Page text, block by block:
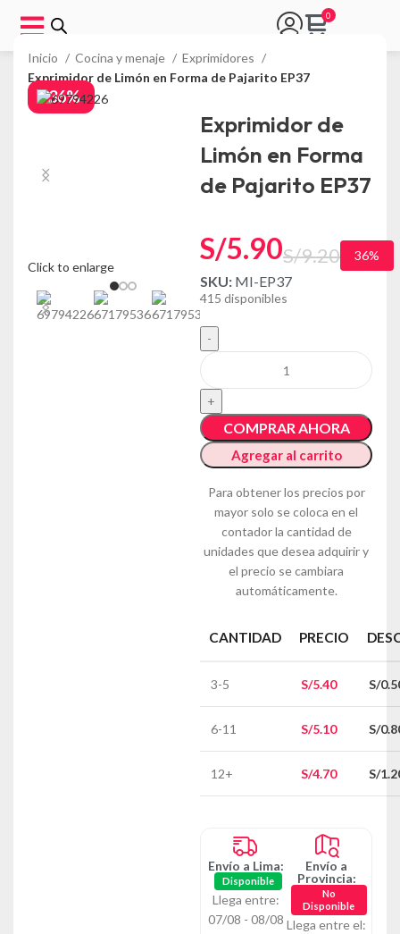
Inicio Cocina y menaje
Exprimidores
Exprimidor de Limón en Forma de Pajarito EP37
-36%
Click to enlarge
Exprimidor de
Limón en Forma
de Pajarito EP37
S/9.20
S/5.90 36%
SKU: MI-EP37
415 disponibles
Agregar al carrito
COMPRAR AHORA
CANTIDAD PRECIO
3-5 S/5.40 S/
6-11 S/5.10 S/
12+ S/4.70 S/
Envío a Lima:
Disponible
Llega entre:
07/08 - 08/08
Envío a
Provincia:
No
Disponible
Llega entre el: